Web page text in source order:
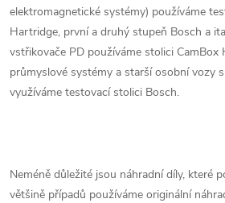
elektromagnetické systémy) používáme
Hartridge, první a druhý stupeň Bosch a
vstřikovače PD používáme stolici CamBox
průmyslové systémy a starší osobní vozy
využíváme testovací stolici Bosch.
Neméně důležité jsou náhradní díly, které
většině případů používáme originální